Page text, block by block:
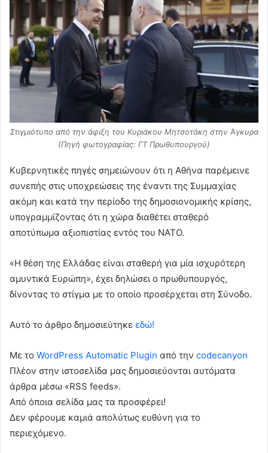
Στιγμιότυπο από την άφιξη του Κυριάκου Μητσοτάκη στην Άγκυρα
(Πηγή φωτογραφίας: ΓΤ Πρωθυπουργού)
Κυβερνητικές πηγές σημειώνουν ότι η Αθήνα παρέμεινε
συνεπής στις υποχρεώσεις της έναντι της Συμμαχίας
ακόμη και κατά την περίοδο της δημοσιονομικής κρίσης,
υπογραμμίζοντας ότι η χώρα διαθέτει σταθερό
αποτύπωμα αξιοπιστίας εντός του ΝΑΤΟ.
«Η θέση της Ελλάδας είναι σταθερή για μία ισχυρότερη
αμυντικά Ευρώπη», έχει δηλώσει ο πρωθυπουργός,
δίνοντας το στίγμα με το οποίο προσέρχεται στη Σύνοδο.
Αυτό το άρθρο δημοσιεύτηκε εδώ!
Με το WordPress Automatic Plugin από την codecanyon
Πλέον στην ιστοσελίδα μας δημοσιεύονται αυτόματα
άρθρα μέσω «RSS feeds».
Από όποια σελίδα μας τα προσφέρει!
Δεν φέρουμε καμιά απολύτως ευθύνη για το
περιεχόμενο.